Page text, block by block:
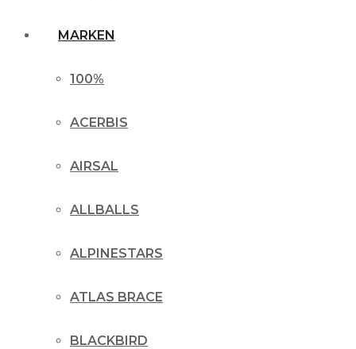
MARKEN
100%
ACERBIS
AIRSAL
ALLBALLS
ALPINESTARS
ATLAS BRACE
BLACKBIRD